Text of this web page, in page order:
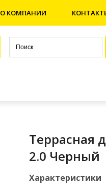
О КОМПАНИИ
Террасная
2.0 Черный